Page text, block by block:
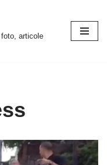
articole